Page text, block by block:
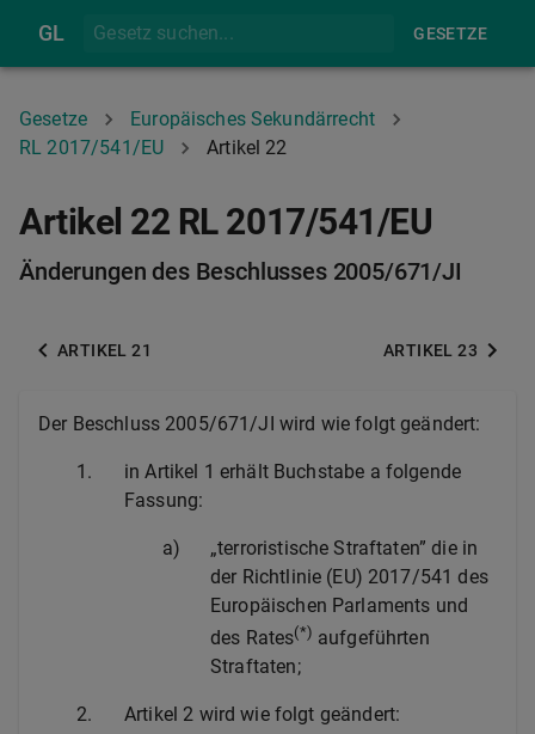
GL GESETZE
Gesetze
Europäisches Sekundärrecht
RL 2017/541/EU
Artikel 22
Artikel 22 RL 2017/541/EU
Änderungen des Beschlusses 2005/671/JI
ARTIKEL 21 ARTIKEL 23
Der Beschluss 2005/671/JI wird wie folgt geändert:
1.
in Artikel 1 erhält Buchstabe a folgende
Fassung:
a)
„terroristische Straftaten” die in
der Richtlinie (EU) 2017/541 des
Europäischen Parlaments und
des Rates(*) aufgeführten
Straftaten;
2. Artikel 2 wird wie folgt geändert: